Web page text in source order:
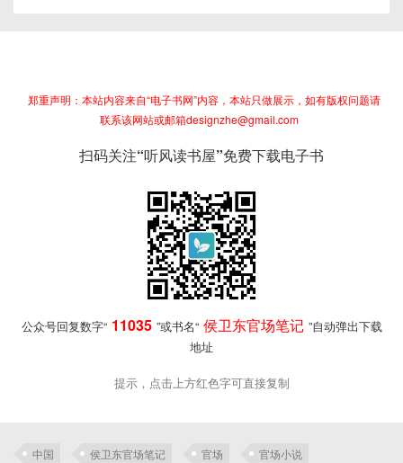
郑重声明：本站内容来自“电子书网”内容，本站只做展示，如有版权问题请
联系该网站或邮箱designzhe@gmail.com
扫码关注“听风读书屋”免费下载电子书
公众号回复数字“ 11035 ”或书名“ 侯卫东官场笔记 ”自动弹出下载
地址
提示，点击上方红色字可直接复制
中国 侯卫东官场笔记 官场
官场小说